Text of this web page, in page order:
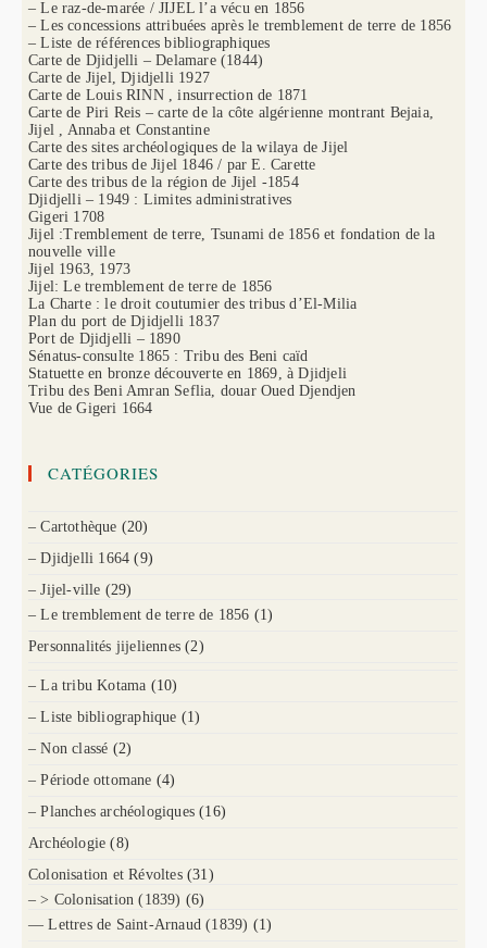
– Le raz-de-marée / JIJEL l’a vécu en 1856
– Les concessions attribuées après le tremblement de terre de 1856
– Liste de références bibliographiques
Carte de Djidjelli – Delamare (1844)
Carte de Jijel, Djidjelli 1927
Carte de Louis RINN , insurrection de 1871
Carte de Piri Reis – carte de la côte algérienne montrant Bejaia,
Jijel , Annaba et Constantine
Carte des sites archéologiques de la wilaya de Jijel
Carte des tribus de Jijel 1846 / par E. Carette
Carte des tribus de la région de Jijel -1854
Djidjelli – 1949 : Limites administratives
Gigeri 1708
Jijel :Tremblement de terre, Tsunami de 1856 et fondation de la
nouvelle ville
Jijel 1963, 1973
Jijel: Le tremblement de terre de 1856
La Charte : le droit coutumier des tribus d’El-Milia
Plan du port de Djidjelli 1837
Port de Djidjelli – 1890
Sénatus-consulte 1865 : Tribu des Beni caïd
Statuette en bronze découverte en 1869, à Djidjeli
Tribu des Beni Amran Seflia, douar Oued Djendjen
Vue de Gigeri 1664
CATÉGORIES
– Cartothèque (20)
– Djidjelli 1664 (9)
– Jijel-ville (29)
– Le tremblement de terre de 1856 (1)
Personnalités jijeliennes (2)
– La tribu Kotama (10)
– Liste bibliographique (1)
– Non classé (2)
– Période ottomane (4)
– Planches archéologiques (16)
Archéologie (8)
Colonisation et Révoltes (31)
– > Colonisation (1839) (6)
— Lettres de Saint-Arnaud (1839) (1)